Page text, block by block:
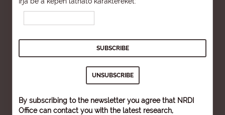
By subscribing to the newsletter you agree that NRDI
Office can contact you with the latest research,